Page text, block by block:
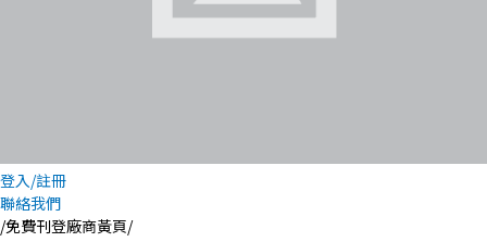
登入/註冊
聯絡我們
/免費刊登廠商黃頁/